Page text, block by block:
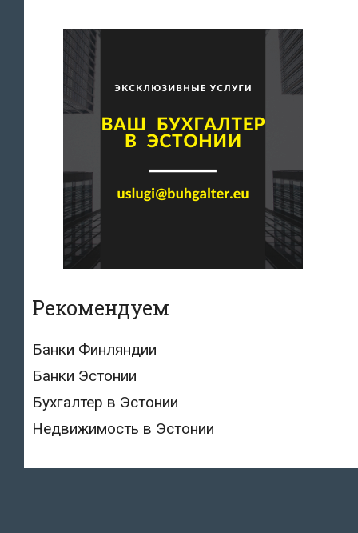
Рекомендуем
Банки Финляндии
Банки Эстонии
Бухгалтер в Эстонии
Недвижимость в Эстонии